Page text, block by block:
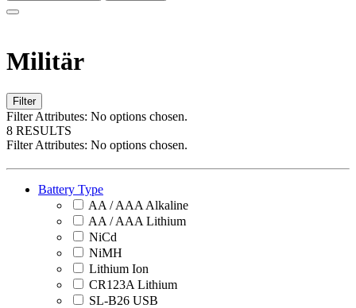
Militär
Filter
Filter Attributes: No options chosen.
8 RESULTS
Filter Attributes: No options chosen.
Battery Type
AA / AAA Alkaline
AA / AAA Lithium
NiCd
NiMH
Lithium Ion
CR123A Lithium
SL-B26 USB